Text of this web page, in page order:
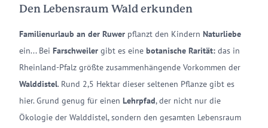
Den Lebensraum Wald erkunden
Familienurlaub an der Ruwer pflanzt den Kindern Naturliebe
ein... Bei Farschweiler gibt es eine botanische Rarität: das in
Rheinland-Pfalz größte zusammenhängende Vorkommen der
Walddistel. Rund 2,5 Hektar dieser seltenen Pflanze gibt es
hier. Grund genug für einen Lehrpfad, der nicht nur die
Ökologie der Walddistel, sondern den gesamten Lebensraum